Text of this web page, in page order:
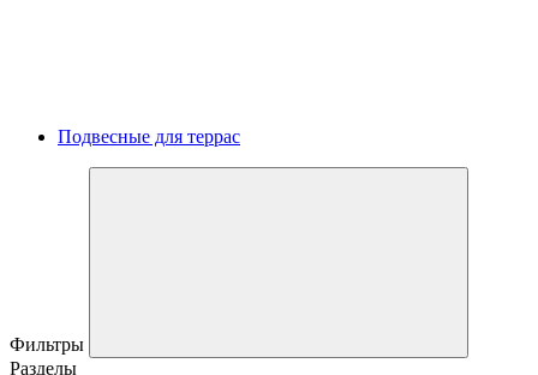
Подвесные для террас
Фильтры
Разделы